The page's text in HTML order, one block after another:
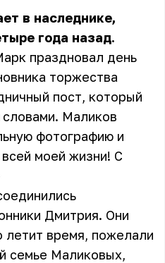
в наследнике,
года назад.
праздновал день
торжества
пост, который
Маликов
фотографию и
моей жизни! С
Дмитрия. Они
летит время, пожелали
семье Маликовых,